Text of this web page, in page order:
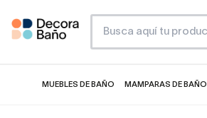
MUEBLES DE BAÑO MAMPARAS DE BAÑO